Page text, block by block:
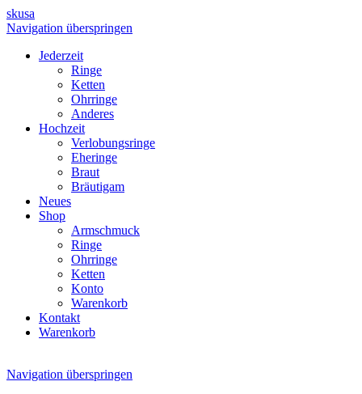
skusa
Navigation überspringen
Jederzeit
Ringe
Ketten
Ohrringe
Anderes
Hochzeit
Verlobungsringe
Eheringe
Braut
Bräutigam
Neues
Shop
Armschmuck
Ringe
Ohrringe
Ketten
Konto
Warenkorb
Kontakt
Warenkorb
Navigation überspringen